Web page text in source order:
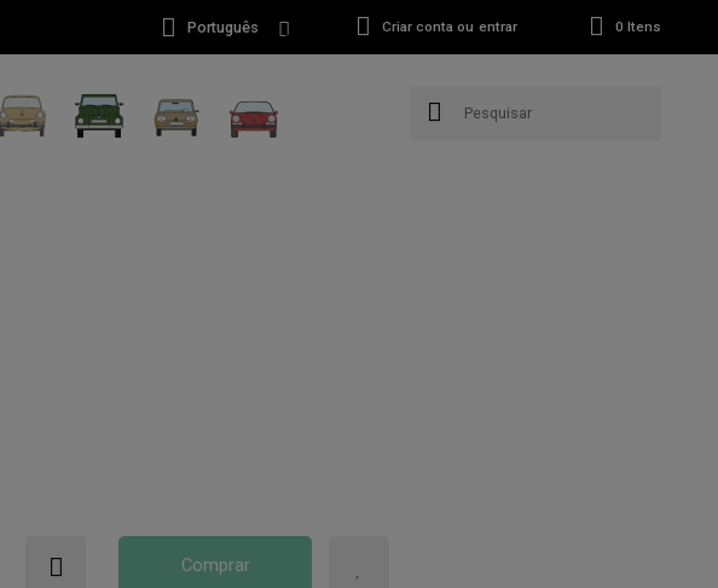
Português Criar conta ou entrar 0 Itens
Comprar